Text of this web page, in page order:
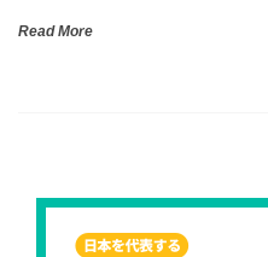
Read More